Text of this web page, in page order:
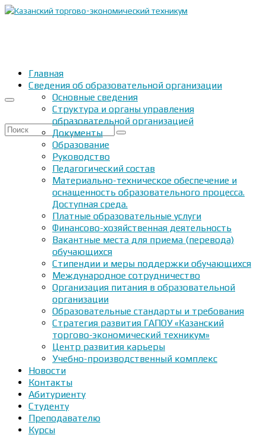
Искать:
Главная
Сведения об образовательной организации
Основные сведения
Структура и органы управления
образовательной организацией
Документы
Образование
Руководство
Педагогический состав
Материально-техническое обеспечение и
оснащенность образовательного процесса.
Доступная среда.
Платные образовательные услуги
Финансово-хозяйственная деятельность
Вакантные места для приема (перевода)
обучающихся
Стипендии и меры поддержки обучающихся
Международное сотрудничество
Организация питания в образовательной
организации
Образовательные стандарты и требования
Стратегия развития ГАПОУ «Казанский
торгово-экономический техникум»
Центр развития карьеры
Учебно-производственный комплекс
Новости
Контакты
Абитуриенту
Студенту
Преподавателю
Курсы